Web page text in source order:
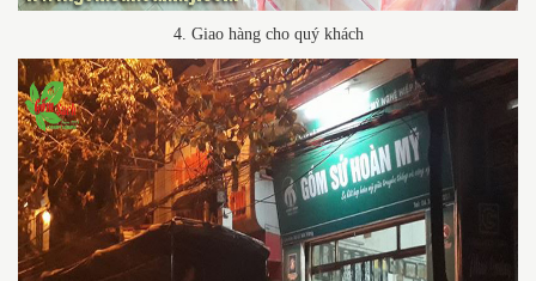
4. Giao hàng cho quý khách